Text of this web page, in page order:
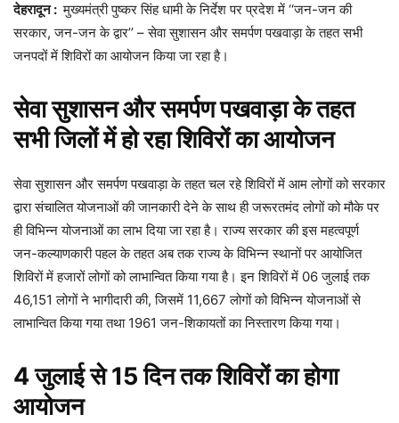
देहरादून : मुख्यमंत्री पुष्कर सिंह धामी के निर्देश पर प्रदेश में ‘‘जन-जन की
सरकार, जन-जन के द्वार’’ – सेवा सुशासन और समर्पण पखवाड़ा के तहत सभी
जनपदों में शिविरों का आयोजन किया जा रहा है।
सेवा सुशासन और समर्पण पखवाड़ा के तहत
सभी जिलों में हो रहा शिविरों का आयोजन
सेवा सुशासन और समर्पण पखवाड़ा के तहत चल रहे शिविरों में आम लोगों को सरकार
द्वारा संचालित योजनाओं की जानकारी देने के साथ ही जरूरतमंद लोगों को मौके पर
ही विभिन्न योजनाओं का लाभ दिया जा रहा है। राज्य सरकार की इस महत्वपूर्ण
जन-कल्याणकारी पहल के तहत अब तक राज्य के विभिन्न स्थानों पर आयोजित
शिविरों में हजारों लोगों को लाभान्वित किया गया है। इन शिविरों में 06 जुलाई तक
46,151 लोगों ने भागीदारी की, जिसमें 11,667 लोगों को विभिन्न योजनाओं से
लाभान्वित किया गया तथा 1961 जन-शिकायतों का निस्तारण किया गया।
4 जुलाई से 15 दिन तक शिविरों का होगा
आयोजन